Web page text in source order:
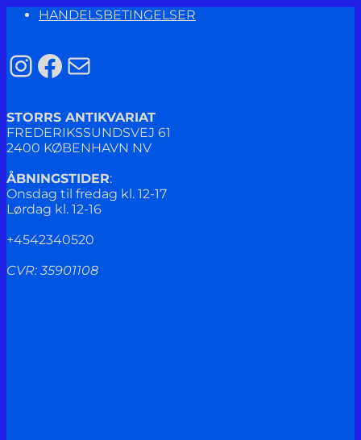
HANDELSBETINGELSER
Instagram
Facebook
Mail
STORRS ANTIKVARIAT
FREDERIKSSUNDSVEJ 61
2400 KØBENHAVN NV
ÅBNINGSTIDER:
Onsdag til fredag kl. 12-17
Lørdag kl. 12-16
+4542340520
CVR: 35901108